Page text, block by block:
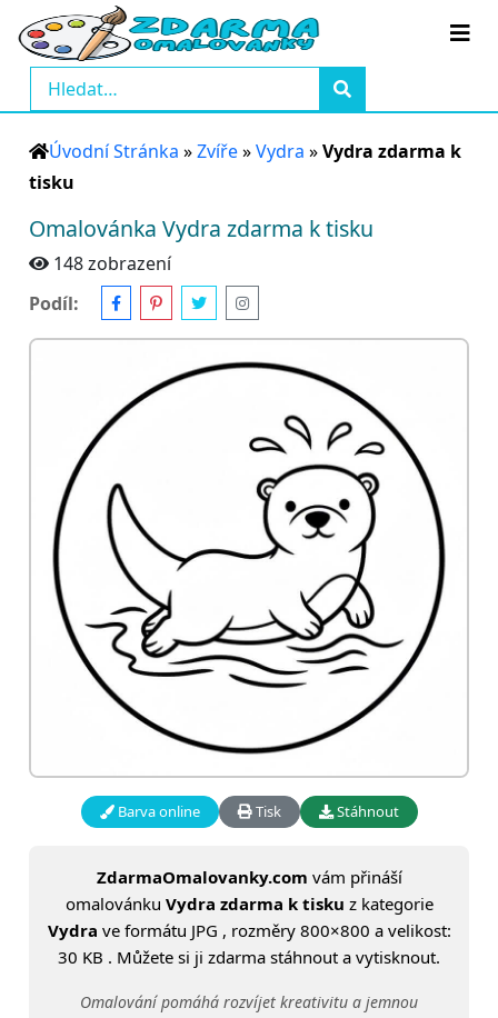
Úvodní Stránka »Zvíře»Vydra »Vydra zdarma k
tisku
Omalovánka Vydra zdarma k tisku
148 zobrazení
Podíl:
Barva online Tisk Stáhnout
ZdarmaOmalovanky.com vám přináší
omalovánku Vydra zdarma k tisku z kategorie
Vydra ve formátu JPG , rozměry 800×800 a velikost:
30 KB . Můžete si ji zdarma stáhnout a vytisknout.
Omalování pomáhá rozvíjet kreativitu a jemnou